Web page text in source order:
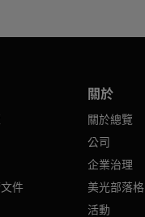
件
關於
關於總覽
公司
企業治理
美光部落格
活動